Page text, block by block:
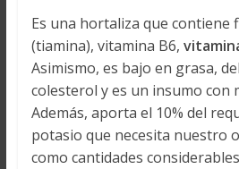
Es una hortaliza que contiene
(tiamina), vitamina B6,
Asimismo, es bajo en grasa,
colesterol y es un insumo con
Además, aporta el 10% del
potasio que necesita nuestro
como cantidades